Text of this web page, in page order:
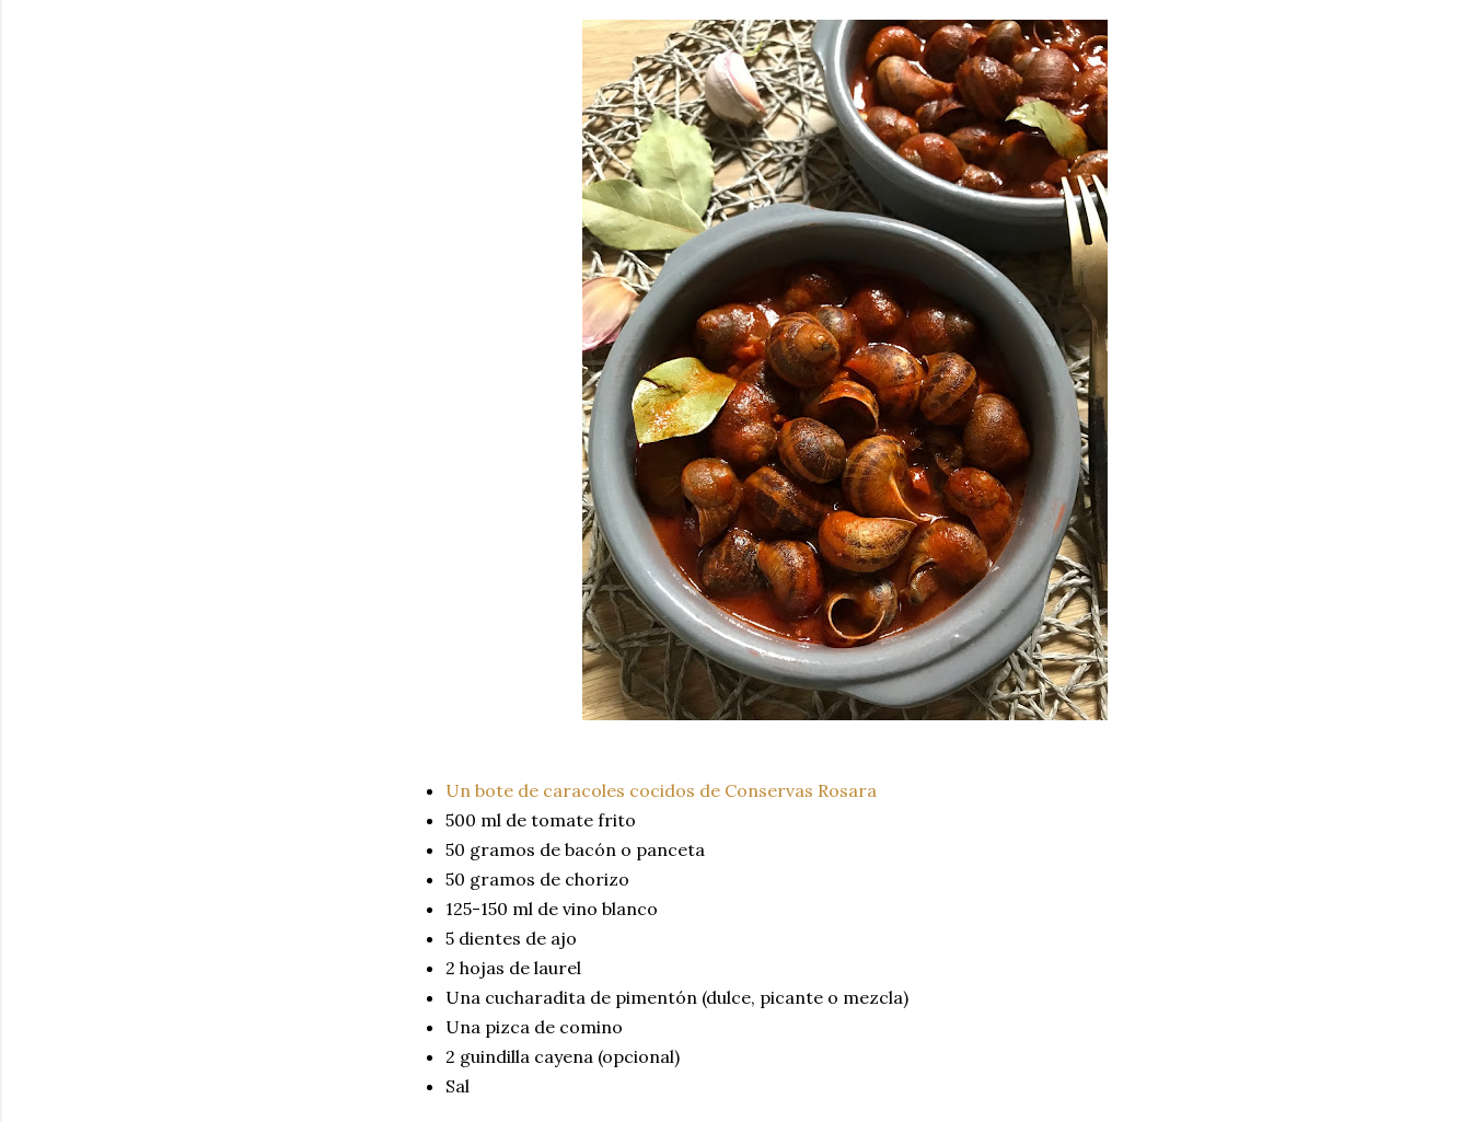
Un bote de caracoles cocidos de Conservas Rosara
500 ml de tomate frito
50 gramos de bacón o panceta
50 gramos de chorizo
125-150 ml de vino blanco
5 dientes de ajo
2 hojas de laurel
Una cucharadita de pimentón (dulce, picante o mezcla)
Una pizca de comino
2 guindilla cayena (opcional)
Sal